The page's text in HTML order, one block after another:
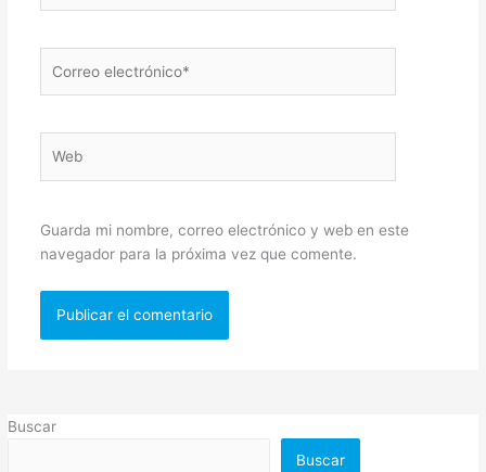
electrónico*
Guarda mi nombre, correo electrónico y web en este
navegador para la próxima vez que comente.
Buscar
Buscar